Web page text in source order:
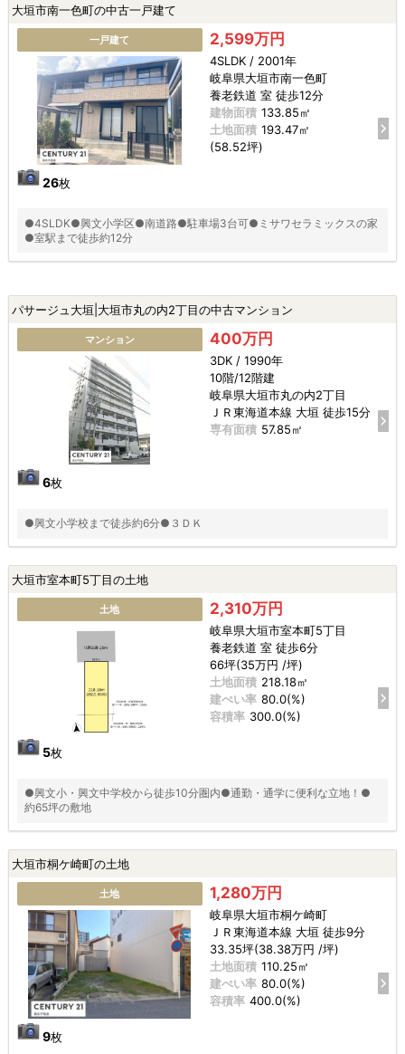
大垣市南一色町の中古一戸建て
一戸建て
26枚
2,599万円
4SLDK / 2001年
岐阜県大垣市南一色町
養老鉄道 室 徒歩12分
建物面積 133.85㎡
土地面積 193.47㎡
(58.52坪)
●4SLDK●興文小学区●南道路●駐車場3台可●ミサワセラミックスの家
●室駅まで徒歩約12分
パサージュ大垣|大垣市丸の内2丁目の中古マンション
マンション
6枚
400万円
3DK / 1990年
10階/12階建
岐阜県大垣市丸の内2丁目
ＪＲ東海道本線 大垣 徒歩15分
専有面積 57.85㎡
●興文小学校まで徒歩約6分●３ＤＫ
大垣市室本町5丁目の土地
土地
5枚
2,310万円
岐阜県大垣市室本町5丁目
養老鉄道 室 徒歩6分
66坪(35万円 /坪)
土地面積 218.18㎡
建ぺい率 80.0(%)
容積率 300.0(%)
●興文小・興文中学校から徒歩10分圏内●通勤・通学に便利な立地！●
約65坪の敷地
大垣市桐ケ崎町の土地
土地
9枚
1,280万円
岐阜県大垣市桐ケ崎町
ＪＲ東海道本線 大垣 徒歩9分
33.35坪(38.38万円 /坪)
土地面積 110.25㎡
建ぺい率 80.0(%)
容積率 400.0(%)